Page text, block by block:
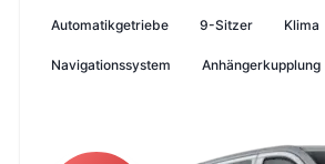
Automatikgetriebe 9-Sitzer Klima
Navigationssystem Anhängerkupplung